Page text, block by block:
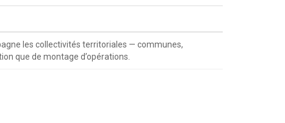
les collectivités territoriales — communes,
que de montage d’opérations.